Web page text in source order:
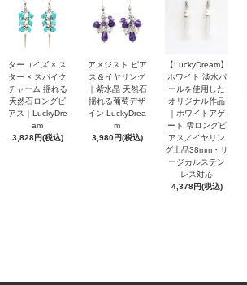
ターコイズ × ス
ター × スパイク
チャーム 揺れる
天然石ロングピ
アス｜LuckyDre
am
3,828円(税込)
アメジスト ピア
ス＆イヤリング
｜紫水晶 天然石
揺れる葡萄デザ
イン LuckyDrea
m
3,980円(税込)
【LuckyDream】
ホワイト 淡水パ
ールを使用した
オリジナル作品
｜ホワイトアゲ
ート 雫ロングピ
アス／イヤリン
グ上品38mm・サ
ージカルステン
レス対応
4,378円(税込)